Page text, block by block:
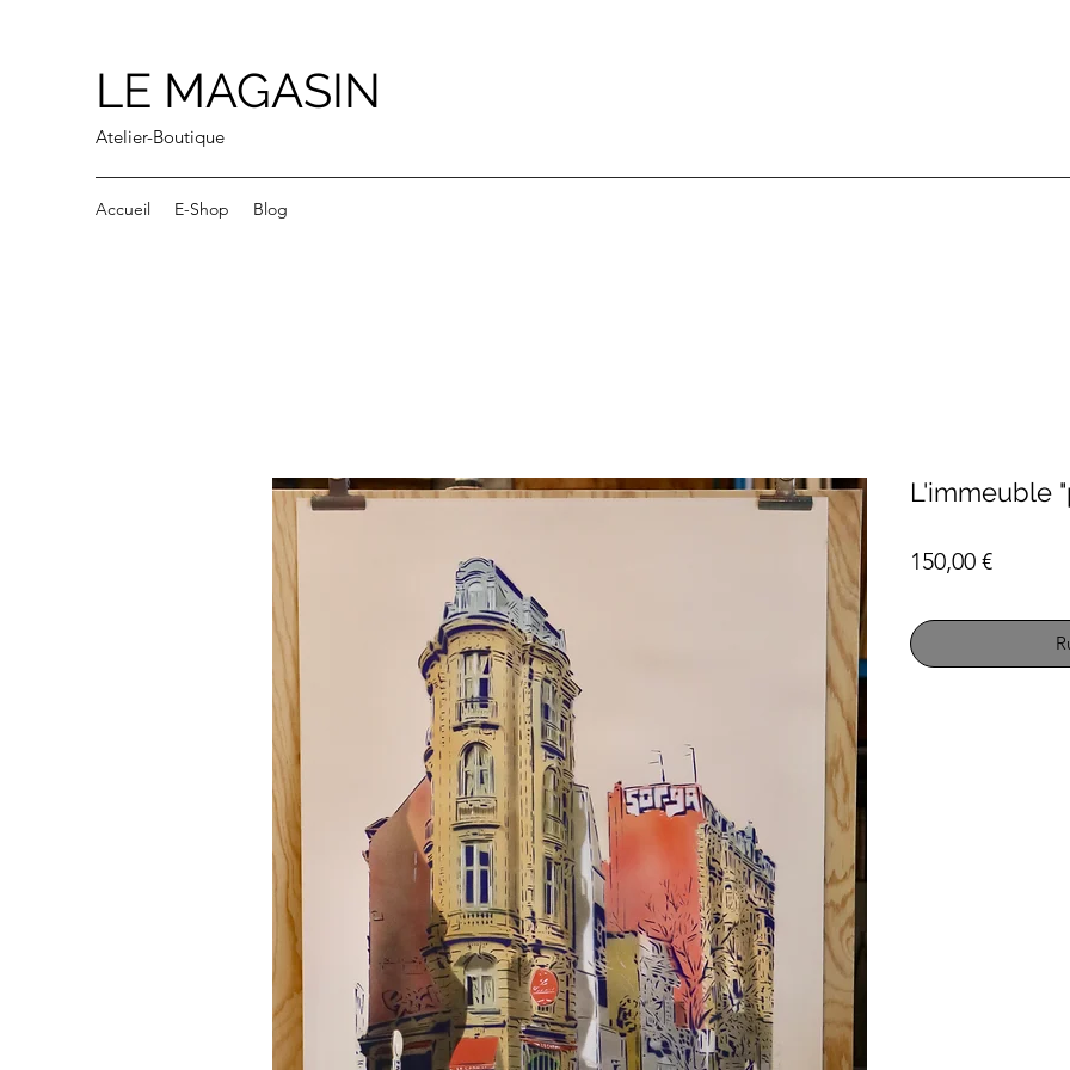
LE MAGASIN
Atelier-Boutique
Accueil E-Shop Blog
L'immeuble
150,00 €Prix